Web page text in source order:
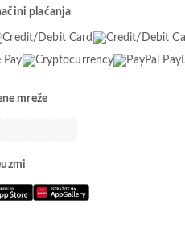
plaćanja
mreže